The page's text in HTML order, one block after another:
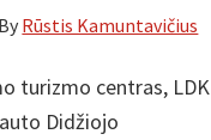
By Rūstis Kamuntavičius
turizmo centras, LDK
Didžiojo